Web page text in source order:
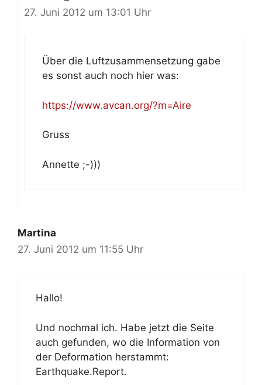
27. Juni 2012 um 13:01 Uhr
Über die Luftzusammensetzung gabe
es sonst auch noch hier was:
https://www.avcan.org/?m=Aire
Gruss
Annette ;-)))
Martina
27. Juni 2012 um 11:55 Uhr
Hallo!
Und nochmal ich. Habe jetzt die Seite
auch gefunden, wo die Information von
der Deformation herstammt:
Earthquake.Report.